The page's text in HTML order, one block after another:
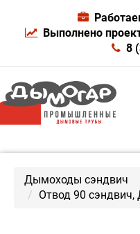
Выполнено
8
Дымоходы сэндвич
Отвод 90